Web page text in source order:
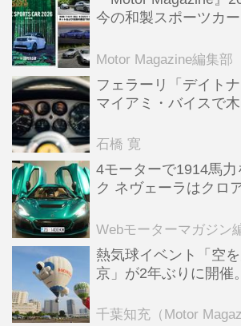
今の和製スポーツカ
Motor Magazine編集部
フェラーリ「デイト
マイアミ・バイスで
石橋 寛
4モーターで1914馬力
ク ネヴェーラはクロ
全版／115】
Webモーターマガジン
熱気球イベント「空
京」が2年ぶりに開催
ンテンツも
千葉知充（Motor